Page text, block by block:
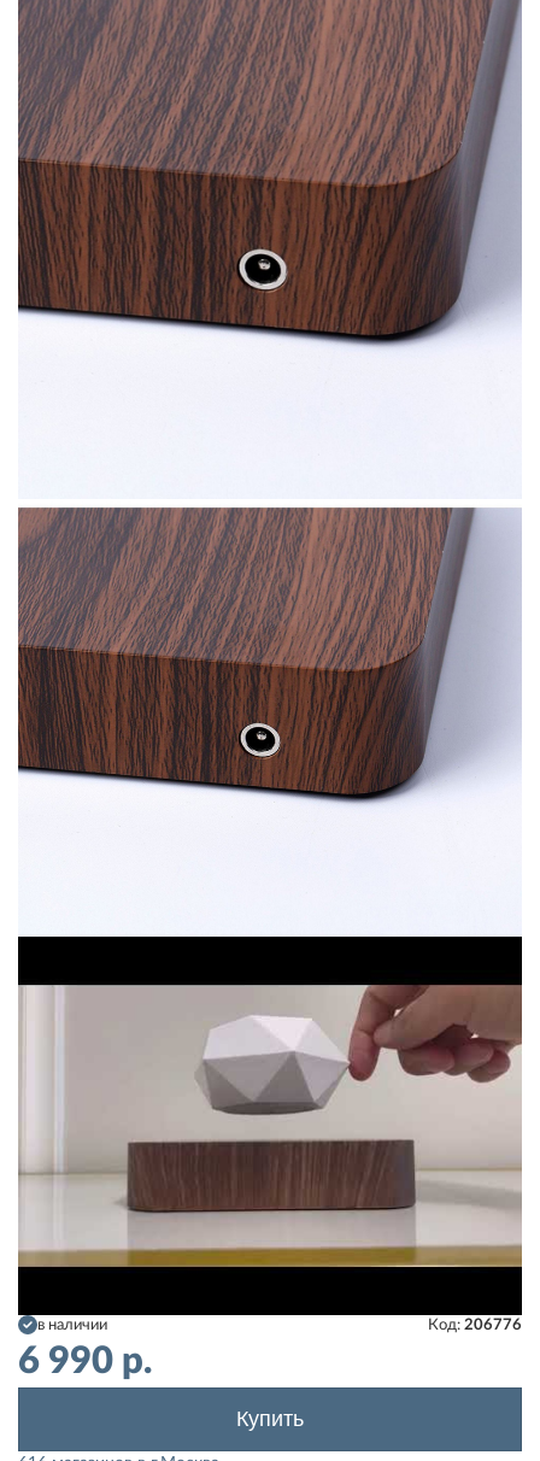
в наличии Код: 206776
6 990 р.
Купить